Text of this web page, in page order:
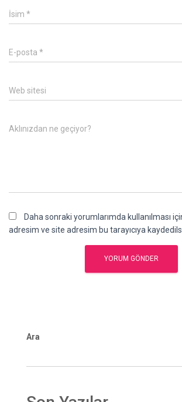
İsim *
E-posta *
Web sitesi
Aklınızdan ne geçiyor?
Daha sonraki yorumlarımda kullanılması
adresim ve site adresim bu tarayıcıya
Ara